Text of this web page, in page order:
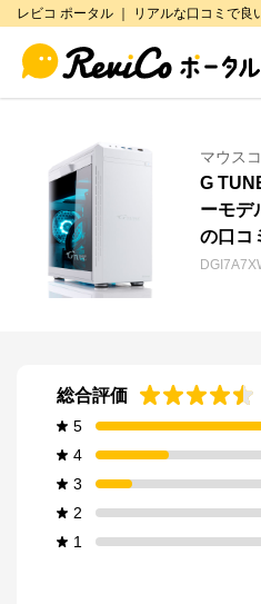
レビコ ポータル ｜ リアルな口コミで良
マウス
G
ーモデ
の口コ
総合評価
5
4
3
2
1